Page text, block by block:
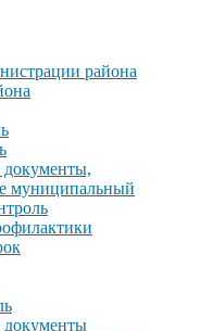
района
муниципальный